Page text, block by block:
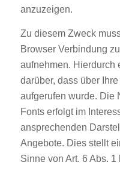
anzuzeigen.
Zu diesem Zweck
Browser Verbindung
aufnehmen. Hierdurch
darüber, dass über
aufgerufen wurde. Die
Fonts erfolgt im
ansprechenden
Angebote. Dies stellt
Sinne von Art. 6 Abs. 1